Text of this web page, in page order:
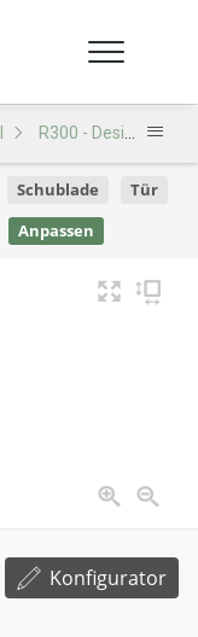
R300 - Design D126
Konfigurator
Schublade Tür
Anpassen